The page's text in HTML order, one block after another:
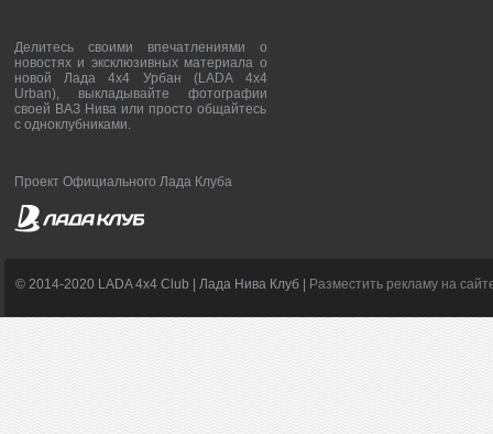
Делитесь своими впечатлениями о
новостях и эксклюзивных материала о
новой Лада 4х4 Урбан (LADA 4x4
Urban), выкладывайте фотографии
своей ВАЗ Нива или просто общайтесь
с одноклубниками.
Проект Официального Лада Клуба
© 2014-2020 LADA 4x4 Club | Лада Нива Клуб | Разместить рекламу на